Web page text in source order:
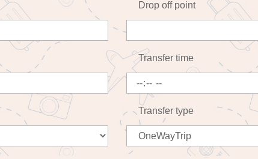
Drop off point
Transfer time
Transfer type